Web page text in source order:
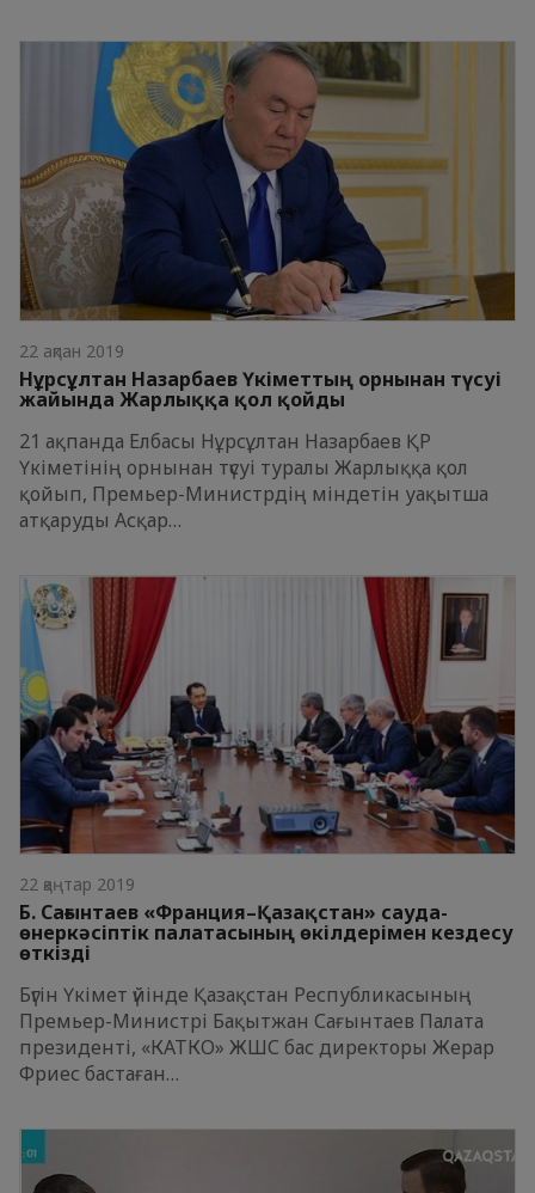
22 ақпан 2019
Нұрсұлтан Назарбаев Үкіметтың орнынан түсуі
жайында Жарлыққа қол қойды
21 ақпанда Елбасы Нұрсұлтан Назарбаев ҚР
Үкіметінің орнынан түсуі туралы Жарлыққа қол
қойып, Премьер-Министрдің міндетін уақытша
атқаруды Асқар…
22 қаңтар 2019
Б. Сағынтаев «Франция–Қазақстан» сауда-
өнеркәсіптік палатасының өкілдерімен кездесу
өткізді
Бүгін Үкімет үйінде Қазақстан Республикасының
Премьер-Министрі Бақытжан Сағынтаев Палата
президенті, «КАТКО» ЖШС бас директоры Жерар
Фриес бастаған…